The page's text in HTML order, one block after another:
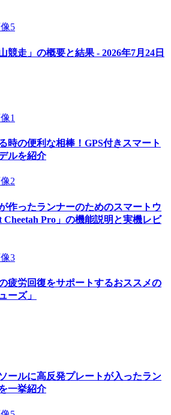
競走」の概要と結果 - 2026年7月24日
時の便利な相棒！GPS付きスマート
ルを紹介
作ったランナーのためのスマートウ
Cheetah Pro」の機能説明と実機レビ
疲労回復をサポートするおススメの
ーズ」
ールに高反発プレートが入ったラン
一挙紹介